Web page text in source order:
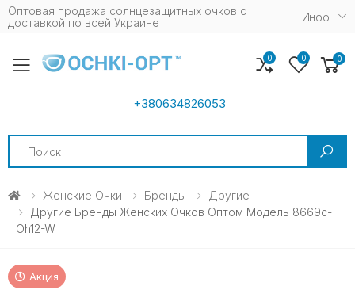
Оптовая продажа солнцезащитных очков c
доставкой по всей Украине
Инфо
Toggle mobile menu
+380634826053
Search
0 0 0
Женские Очки Бренды
Другие
Другие Бренды Женских Очков Оптом Модель 8669c-
Oh12-W
Акция